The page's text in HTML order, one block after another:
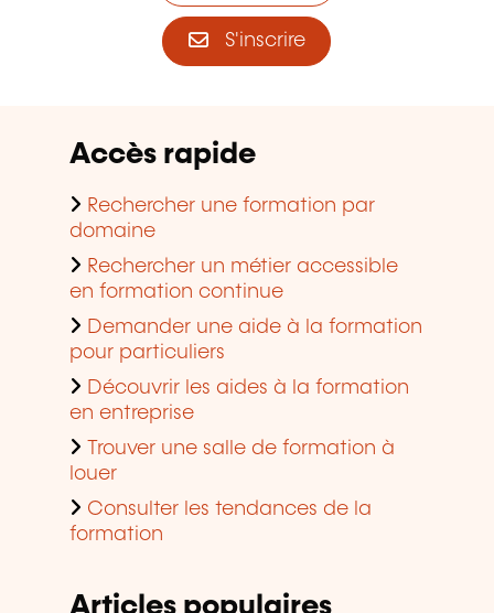
S'inscrire
Accès rapide
Rechercher une formation par
domaine
Rechercher un métier accessible
en formation continue
Demander une aide à la formation
pour particuliers
Découvrir les aides à la formation
en entreprise
Trouver une salle de formation à
louer
Consulter les tendances de la
formation
Articles populaires